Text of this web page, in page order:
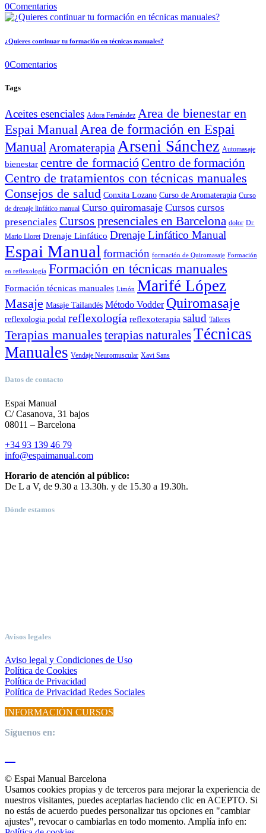
0Comentarios
¿Quieres continuar tu formación en técnicas manuales?
0Comentarios
Tags
Aceites esenciales Adora Fernández Area de bienestar en
Espai ManualArea de formación en Espai
Manual Aromaterapia Arseni Sánchez Automasaje
bienestar centre de formacióCentro de formación
Centro de tratamientos con técnicas manuales
Consejos de salud Conxita Lozano Curso de Aromaterapia Curso
de drenaje linfático manual Curso quiromasaje Cursos cursos
presenciales Cursos presenciales en Barcelona dolor Dr.
Mario Lloret Drenaje Linfático Drenaje Linfático Manual
Espai Manual formación formación de Quiromasaje Formación
en reflexología Formación en técnicas manuales
Formación técnicas manuales Limón Marifé López
Masaje Masaje Tailandés Método Vodder Quiromasaje
reflexologia podal reflexología reflexoterapia salud Talleres
Terapias manuales terapias naturalesTécnicas
Manuales Vendaje Neuromuscular Xavi Sans
Datos de contacto
Espai Manual
C/ Casanova, 31 bajos
08011 – Barcelona
+34 93 139 46 79
info@espaimanual.com
Horario de atención al público:
De L a V, de 9.30 a 13.30h. y de 15.30 a 19.30h.
Dónde estamos
Avisos legales
Aviso legal y Condiciones de Uso
Política de Cookies
Política de Privacidad
Política de Privacidad Redes Sociales
INFORMACIÓN CURSOS
Síguenos en:
© Espai Manual Barcelona
Usamos cookies propias y de terceros para mejorar la experiencia de
nuestros visitantes, puedes aceptarlas haciendo clic en ACEPTO. Si
no estás de acuerdo puedes personalizar tus opciones en "cambiar
ajustes", revocar o cambiarlas en todo momento. Amplía info en: